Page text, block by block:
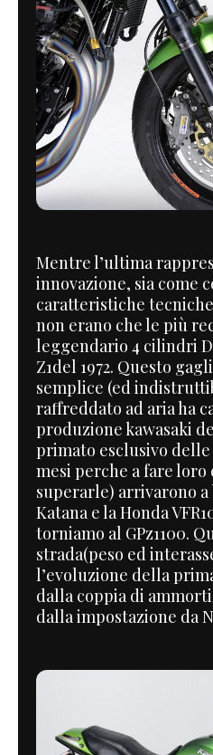
Mentre l’ultima
innovazione, sia come
caratteristiche
non erano che le più
leggendario 4 cilindri
Z1del 1972. Questo
semplice (ed
raffreddato ad aria ha
produzione kawasaki
primato esclusivo
mesi perche a fare loro
superarle) arrivarono a
Katana e la Honda
torniamo al GPz1100.
strada(peso ed
l’evoluzione della
dalla coppia di
dalla impostazione da